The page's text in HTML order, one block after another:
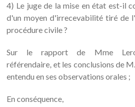
4) Le juge de la mise en état est-il
d'un moyen d'irrecevabilité tiré de
procédure civile ?
Sur le rapport de Mme
référendaire, et les conclusions de
entendu en ses observations orales ;
En conséquence,